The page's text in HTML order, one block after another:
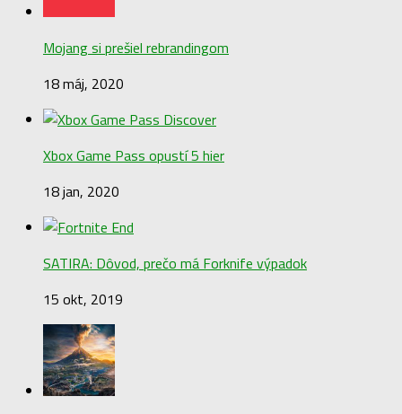
Mojang si prešiel rebrandingom
18 máj, 2020
Xbox Game Pass opustí 5 hier
18 jan, 2020
SATIRA: Dôvod, prečo má Forknife výpadok
15 okt, 2019